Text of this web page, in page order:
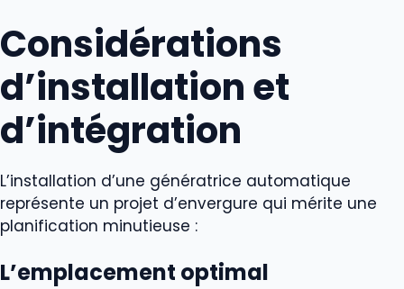
Considérations
d’installation et
d’intégration
L’installation d’une génératrice automatique
représente un projet d’envergure qui mérite une
planification minutieuse :
L’emplacement optimal